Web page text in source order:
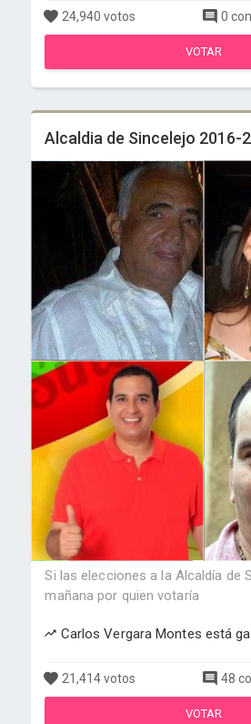
24,940 votos 0
VOTAR
Alcaldia de Sincelejo 2016-
Si las elecciones a la Alcaldía de
mañana por quien votaría
Carlos Vergara Montes está
21,414 votos 48
VOTAR